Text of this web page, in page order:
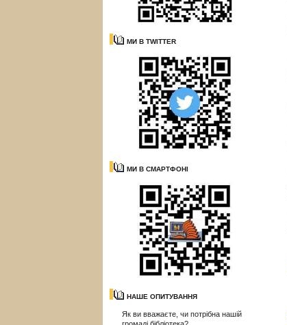
МИ В TWITTER
МИ В СМАРТФОНІ
НАШЕ ОПИТУВАННЯ
Як ви вважаєте, чи потрібна нашій